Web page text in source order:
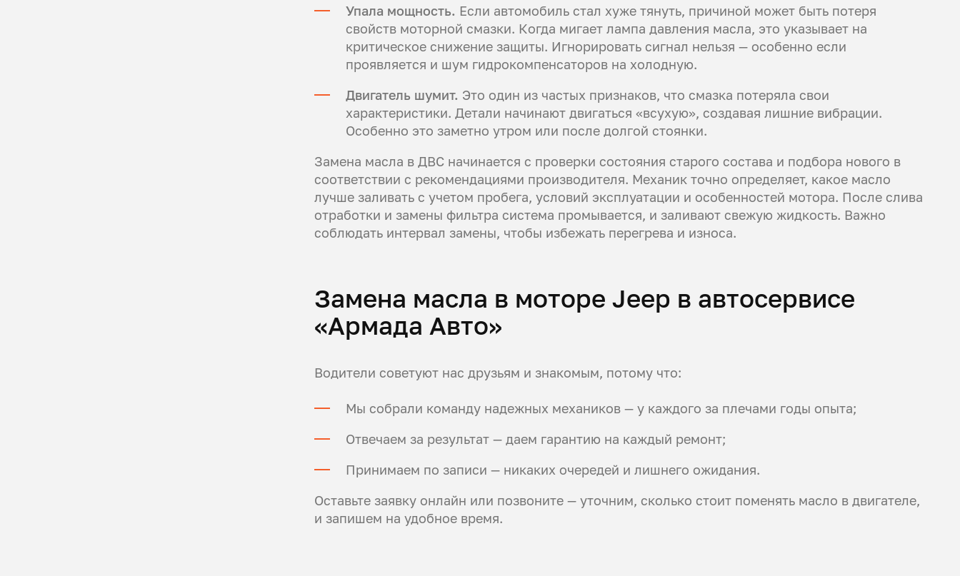
Упала мощность. Если автомобиль стал хуже тянуть, причиной может быть потеря
свойств моторной смазки. Когда мигает лампа давления масла, это указывает на
критическое снижение защиты. Игнорировать сигнал нельзя — особенно если
проявляется и шум гидрокомпенсаторов на холодную.
Двигатель шумит. Это один из частых признаков, что смазка потеряла свои
характеристики. Детали начинают двигаться «всухую», создавая лишние вибрации.
Особенно это заметно утром или после долгой стоянки.
Замена масла в ДВС начинается с проверки состояния старого состава и подбора нового в
соответствии с рекомендациями производителя. Механик точно определяет, какое масло
лучше заливать с учетом пробега, условий эксплуатации и особенностей мотора. После слива
отработки и замены фильтра система промывается, и заливают свежую жидкость. Важно
соблюдать интервал замены, чтобы избежать перегрева и износа.
Замена масла в моторе Jeep в автосервисе
«Армада Авто»
Водители советуют нас друзьям и знакомым, потому что:
Мы собрали команду надежных механиков — у каждого за плечами годы опыта;
Отвечаем за результат — даем гарантию на каждый ремонт;
Принимаем по записи — никаких очередей и лишнего ожидания.
Оставьте заявку онлайн или позвоните — уточним, сколько стоит поменять масло в двигателе,
и запишем на удобное время.